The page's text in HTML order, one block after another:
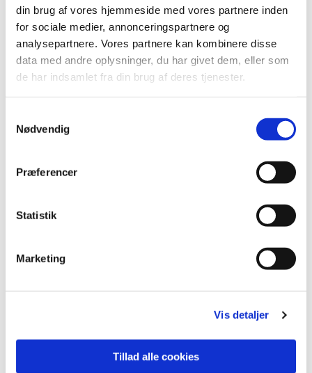
din brug af vores hjemmeside med vores partnere inden
for sociale medier, annonceringspartnere og
analysepartnere. Vores partnere kan kombinere disse
data med andre oplysninger, du har givet dem, eller som
de har indsamlet fra din brug af deres tjenester.
Nødvendig
Præferencer
Statistik
Marketing
Vis detaljer
Tillad alle cookies
Her kan du læse mere
Du vil måske også kunne lide...